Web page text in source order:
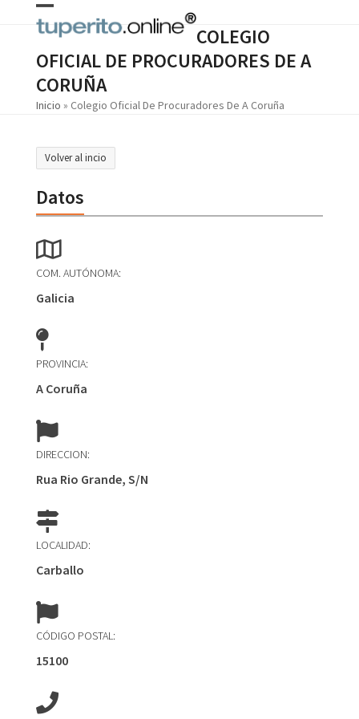
Open
mobile
menu
Close
mobile
menu
COLEGIO
OFICIAL DE PROCURADORES DE A
CORUÑA
Inicio » Colegio Oficial De Procuradores De A Coruña
Volver al incio
Datos
COM. AUTÓNOMA:
Galicia
PROVINCIA:
A Coruña
DIRECCION:
Rua Rio Grande, S/N
LOCALIDAD:
Carballo
CÓDIGO POSTAL:
15100